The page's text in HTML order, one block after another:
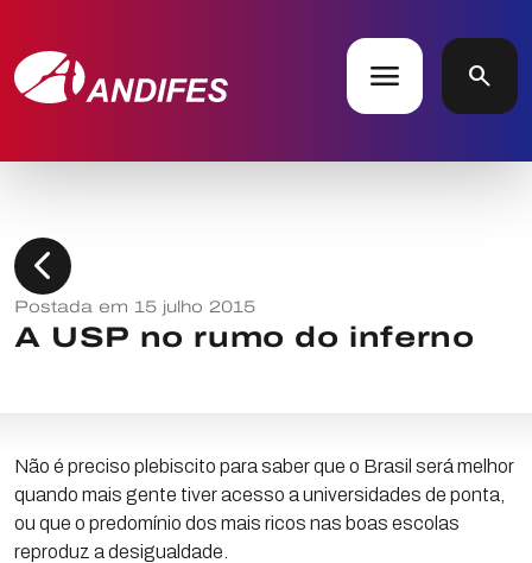
menu search
chevron_left
Postada em 15 julho 2015
A USP no rumo do inferno
Não é preciso plebiscito para saber que o Brasil será melhor
quando mais gente tiver acesso a universidades de ponta,
ou que o predomínio dos mais ricos nas boas escolas
reproduz a desigualdade.